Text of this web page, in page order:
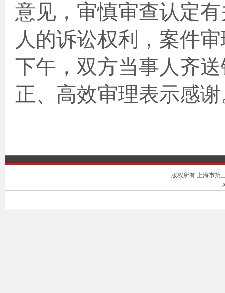
意见，审慎审查认定
人的诉讼权利，案件
下午，双方当事人齐
正、高效审理表示感
版权所有 上海市第